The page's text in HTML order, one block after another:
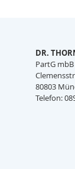
DR.
PartG mbB
80803
Telefon: